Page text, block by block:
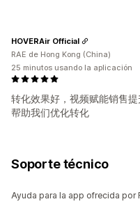
转化效果好，视频赋能销售
帮助我们优化转化
HOVERAir Official
RAE de Hong Kong (China)
25 minutos usando la aplicación
Soporte técnico
Ayuda para la app ofrecida por